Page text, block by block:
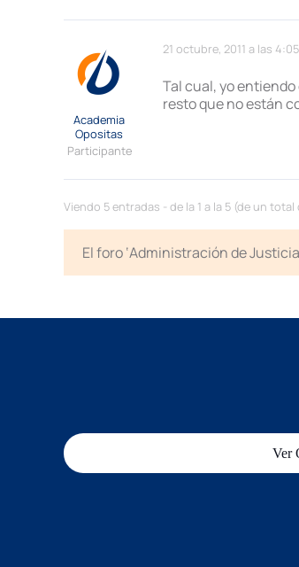
21 octubre, 2011 a las
Academia
Opositas
Participante
Tal cual, yo
resto que no están
Viendo 5 entradas - de la 1 a la 5 (de un total
El foro ‘Administración de
Ver